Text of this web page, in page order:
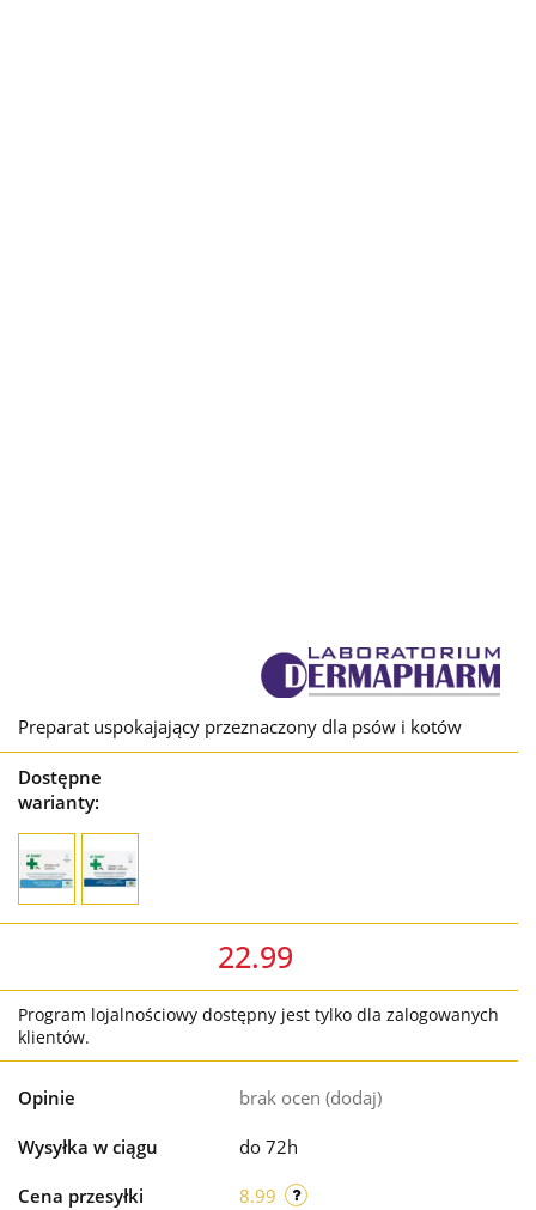
Preparat uspokajający przeznaczony dla psów i kotów
Dostępne
warianty:
22.99
Program lojalnościowy dostępny jest tylko dla zalogowanych
klientów.
Opinie brak ocen (dodaj)
Wysyłka w ciągu do 72h
Cena przesyłki 8.99